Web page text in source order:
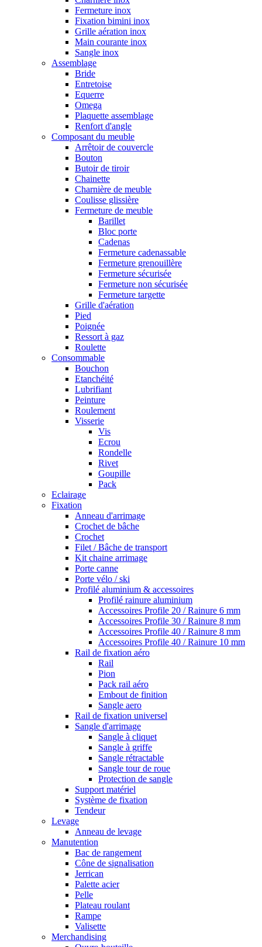
Fermeture inox
Fixation bimini inox
Grille aération inox
Main courante inox
Sangle inox
Assemblage
Bride
Entretoise
Equerre
Omega
Plaquette assemblage
Renfort d'angle
Composant du meuble
Arrêtoir de couvercle
Bouton
Butoir de tiroir
Chainette
Charnière de meuble
Coulisse glissière
Fermeture de meuble
Barillet
Bloc porte
Cadenas
Fermeture cadenassable
Fermeture grenouillère
Fermeture sécurisée
Fermeture non sécurisée
Fermeture targette
Grille d'aération
Pied
Poignée
Ressort à gaz
Roulette
Consommable
Bouchon
Etanchéité
Lubrifiant
Peinture
Roulement
Visserie
Vis
Ecrou
Rondelle
Rivet
Goupille
Pack
Eclairage
Fixation
Anneau d'arrimage
Crochet de bâche
Crochet
Filet / Bâche de transport
Kit chaine arrimage
Porte canne
Porte vélo / ski
Profilé aluminium & accessoires
Profilé rainure aluminium
Accessoires Profile 20 / Rainure 6 mm
Accessoires Profile 30 / Rainure 8 mm
Accessoires Profile 40 / Rainure 8 mm
Accessoires Profile 40 / Rainure 10 mm
Rail de fixation aéro
Rail
Pion
Pack rail aéro
Embout de finition
Sangle aero
Rail de fixation universel
Sangle d'arrimage
Sangle à cliquet
Sangle à griffe
Sangle rétractable
Sangle tour de roue
Protection de sangle
Support matériel
Système de fixation
Tendeur
Levage
Anneau de levage
Manutention
Bac de rangement
Cône de signalisation
Jerrican
Palette acier
Pelle
Plateau roulant
Rampe
Valisette
Merchandising